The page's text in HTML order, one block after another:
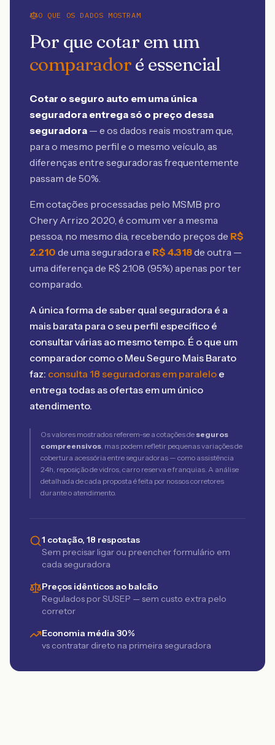
O QUE OS DADOS MOSTRAM
Por que cotar em um
comparadoré essencial
Cotar o seguro auto em uma única
seguradora entrega só o preço dessa
seguradora — e os dados reais mostram que,
para o mesmo perfil e o mesmo veículo, as
diferenças entre seguradoras frequentemente
passam de 50%.
Em cotações processadas pelo MSMB pro
Chery Arrizo 2020, é comum ver a mesma
pessoa, no mesmo dia, recebendo preços de R$
2.210 de uma seguradora e R$ 4.318de outra —
uma diferença de R$ 2.108 (95%) apenas por ter
comparado.
A única forma de saber qual seguradora é a
mais barata para o seu perfil específico é
consultar várias ao mesmo tempo. É o que um
comparador como o Meu Seguro Mais Barato
faz: consulta 18 seguradoras em paralelo e
entrega todas as ofertas em um único
atendimento.
Os valores mostrados referem-se a cotações de seguros
compreensivos, mas podem refletir pequenas variações de
cobertura acessória entre seguradoras — como assistência
24h, reposição de vidros, carro reserva e franquias. A análise
detalhada de cada proposta é feita por nossos corretores
durante o atendimento.
1 cotação, 18 respostas
Sem precisar ligar ou preencher formulário em
cada seguradora
Preços idênticos ao balcão
Regulados por SUSEP — sem custo extra pelo
corretor
Economia média 30%
vs contratar direto na primeira seguradora